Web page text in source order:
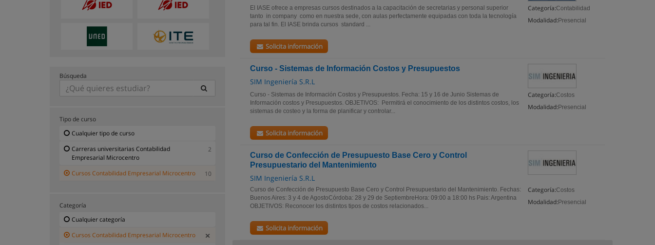
Categoría:Contabilidad
Modalidad: Presencial
El IASE ofrece a empresas cursos destinados a la capacitación de secretarias y personal superior
tanto in company como en nuestra sede, con aulas perfectamente equipadas con toda la tecnología
para tal fin. El IASE brinda cursos standard ...
Solicita información
Curso - Sistemas de Información Costos y Presupuestos
SIM Ingeniería S.R.L
Categoría:Costos
Modalidad: Presencial
Curso - Sistemas de Información Costos y Presupuestos. Fecha: 15 y 16 de Junio Sistemas de
Información costos y Presupuestos. OBJETIVOS: Permitirá el conocimiento de los distintos costos, los
sistemas de costeo y la forma de planificar y controlar...
Solicita información
Curso de Confección de Presupuesto Base Cero y Control
Presupuestario del Mantenimiento
SIM Ingeniería S.R.L
Categoría:Costos
Modalidad: Presencial
Curso de Confección de Presupuesto Base Cero y Control Presupuestario del Mantenimiento. Fechas:
Buenos Aires: 3 y 4 de AgostoCórdoba: 28 y 29 de SeptiembreHora: 09:00 a 18:00 hs Pais: Argentina
OBJETIVOS: Reconocer los distintos tipos de costos relacionados...
Solicita información
Búsqueda
Tipo de curso
Cualquier tipo de curso
Carreras universitarias Contabilidad
Empresarial Microcentro
2
Cursos Contabilidad Empresarial Microcentro 10
Categoría
Cualquier categoría
Cursos Contabilidad Empresarial Microcentro